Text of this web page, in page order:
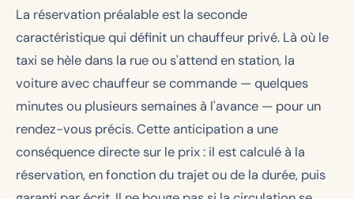
La réservation préalable est la seconde
caractéristique qui définit un chauffeur privé. Là où le
taxi se hèle dans la rue ou s'attend en station, la
voiture avec chauffeur se commande — quelques
minutes ou plusieurs semaines à l'avance — pour un
rendez-vous précis. Cette anticipation a une
conséquence directe sur le prix : il est calculé à la
réservation, en fonction du trajet ou de la durée, puis